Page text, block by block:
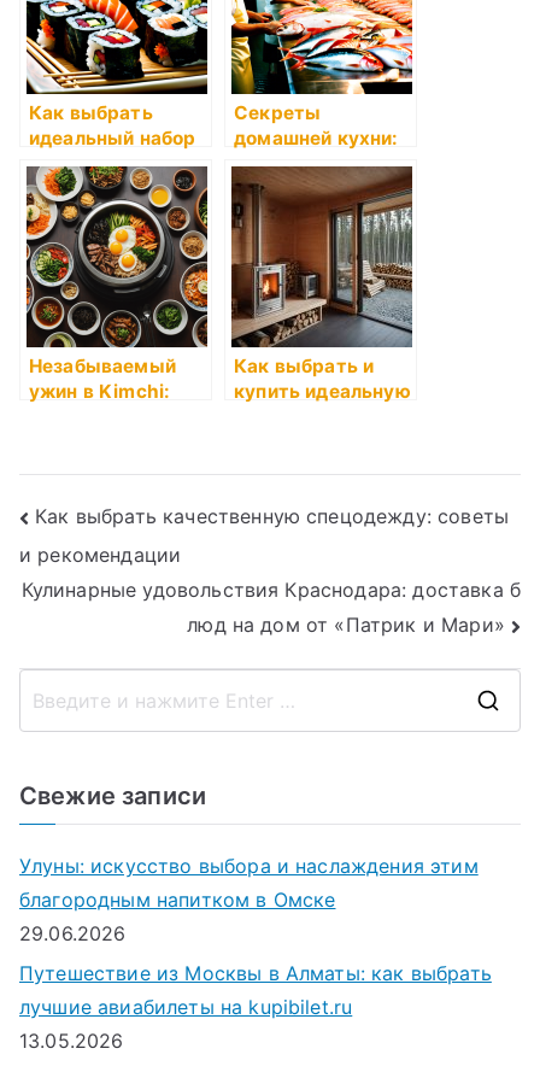
Как выбрать
идеальный набор
ножей для кухни
Секреты
домашней кухни:
что учесть
Незабываемый
ужин в Kimchi:
Как выбрать и
купить идеальную
Навигация
по
Как выбрать качественную спецодежду: советы
и рекомендации
Кулинарные удовольствия Краснодара: доставка б
люд на дом от «Патрик и Мари»
Свежие записи
Улуны: искусство выбора и наслаждения этим
благородным напитком в Омске
29.06.2026
Путешествие из Москвы в Алматы: как выбрать
лучшие авиабилеты на kupibilet.ru
13.05.2026